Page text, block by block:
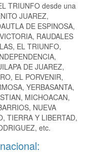
TRIUNFO desde una
JUAREZ,
DE ESPINOSA,
RAUDALES
EL TRIUNFO,
DE JUAREZ,
EL PORVENIR,
YERBASANTA,
MICHOACAN,
NUEVA
TIERRA Y LIBERTAD,
etc.